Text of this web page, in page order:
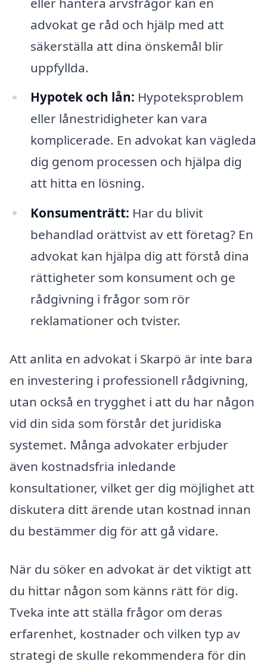
advokat ge råd och hjälp med att
säkerställa att dina önskemål blir
uppfyllda.
Hypotek och lån: Hypoteksproblem
eller lånestridigheter kan vara
komplicerade. En advokat kan vägleda
dig genom processen och hjälpa dig
att hitta en lösning.
Konsumenträtt: Har du blivit
behandlad orättvist av ett företag? En
advokat kan hjälpa dig att förstå dina
rättigheter som konsument och ge
rådgivning i frågor som rör
reklamationer och tvister.
Att anlita en advokat i Skarpö är inte bara
en investering i professionell rådgivning,
utan också en trygghet i att du har någon
vid din sida som förstår det juridiska
systemet. Många advokater erbjuder
även kostnadsfria inledande
konsultationer, vilket ger dig möjlighet att
diskutera ditt ärende utan kostnad innan
du bestämmer dig för att gå vidare.
När du söker en advokat är det viktigt att
du hittar någon som känns rätt för dig.
Tveka inte att ställa frågor om deras
erfarenhet, kostnader och vilken typ av
strategi de skulle rekommendera för din